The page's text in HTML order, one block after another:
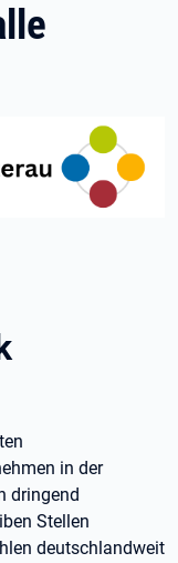
in der
dringend
Stellen
deutschlandweit